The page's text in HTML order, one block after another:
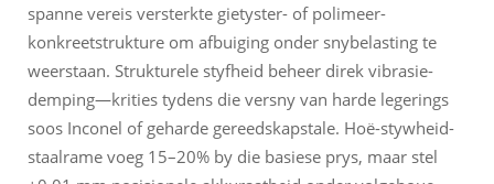
spanne vereis versterkte gietyster- of polimeer-
konkreetstrukture om afbuiging onder snybelasting te
weerstaan. Strukturele styfheid beheer direk vibrasie-
demping—krities tydens die versny van harde legerings
soos Inconel of geharde gereedskapstale. Hoë-stywheid-
staalrame voeg 15–20% by die basiese prys, maar stel